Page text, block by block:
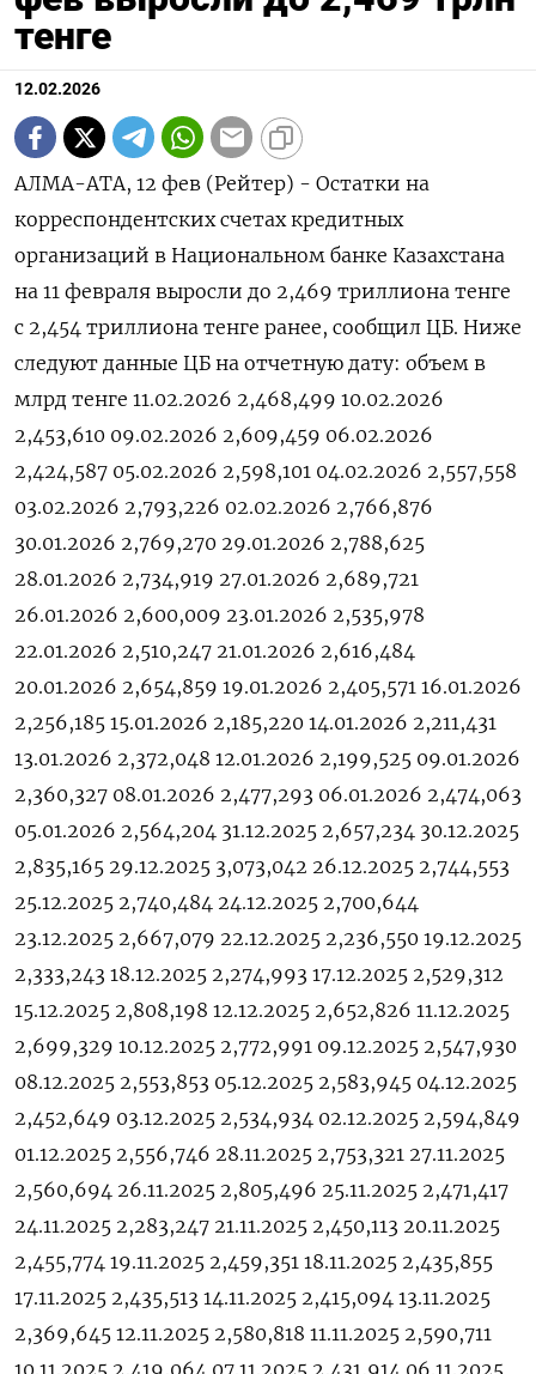
тенге
12.02.2026
АЛМА-АТА, 12 фев (Рейтер) - ‌Остатки ​на
корреспондентских счетах ​кредитных ​
организаций ⁠в ‌Национальном ‌банке Казахстана ​
на 11 ‌февраля ​выросли до ‌2,469 триллиона тенге ​
с ​2,454 ‌триллиона тенге ​ранее, сообщил ЦБ. Ниже
следуют ​данные ⁠ЦБ на ‌отчетную ‌дату: объем в
млрд ​тенге 11.02.2026 2,468,499 10.02.2026
2,453,610 09.02.2026 2,609,459 06.02.2026
2,424,587 05.02.2026 2,598,101 04.02.2026 2,557,558
03.02.2026 2,793,226 02.02.2026 2,766,876
30.01.2026 2,769,270 29.01.2026 2,788,625
28.01.2026 2,734,919 27.01.2026 2,689,721
26.01.2026 2,600,009 23.01.2026 2,535,978
22.01.2026 2,510,247 21.01.2026 2,616,484
20.01.2026 2,654,859 19.01.2026 2,405,571 16.01.2026
2,256,185 15.01.2026 2,185,220 14.01.2026 2,211,431
13.01.2026 2,372,048 12.01.2026 2,199,525 09.01.2026
2,360,327 08.01.2026 2,477,293 06.01.2026 2,474,063
05.01.2026 2,564,204 31.12.2025 2,657,234 30.12.2025
2,835,165 29.12.2025 3,073,042 26.12.2025 2,744,553
25.12.2025 2,740,484 24.12.2025 2,700,644
23.12.2025 2,667,079 22.12.2025 2,236,550 19.12.2025
2,333,243 18.12.2025 2,274,993 17.12.2025 2,529,312
15.12.2025 2,808,198 12.12.2025 2,652,826 11.12.2025
2,699,329 10.12.2025 2,772,991 09.12.2025 2,547,930
08.12.2025 2,553,853 05.12.2025 2,583,945 04.12.2025
2,452,649 03.12.2025 2,534,934 02.12.2025 2,594,849
01.12.2025 2,556,746 28.11.2025 2,753,321 27.11.2025
2,560,694 26.11.2025 2,805,496 25.11.2025 2,471,417
24.11.2025 2,283,247 21.11.2025 2,450,113 20.11.2025
2,455,774 19.11.2025 2,459,351 18.11.2025 2,435,855
17.11.2025 2,435,513 14.11.2025 2,415,094 13.11.2025
2,369,645 12.11.2025 2,580,818 11.11.2025 2,590,711
10.11.2025 2,419,064 07.11.2025 2,431,914 06.11.2025